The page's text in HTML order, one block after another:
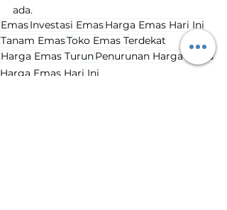
ada.
EmasInvestasi EmasHarga Emas Hari Ini
Tanam EmasToko Emas Terdekat
Harga Emas TurunPenurunan Harga Emas
Harga Emas Hari Ini